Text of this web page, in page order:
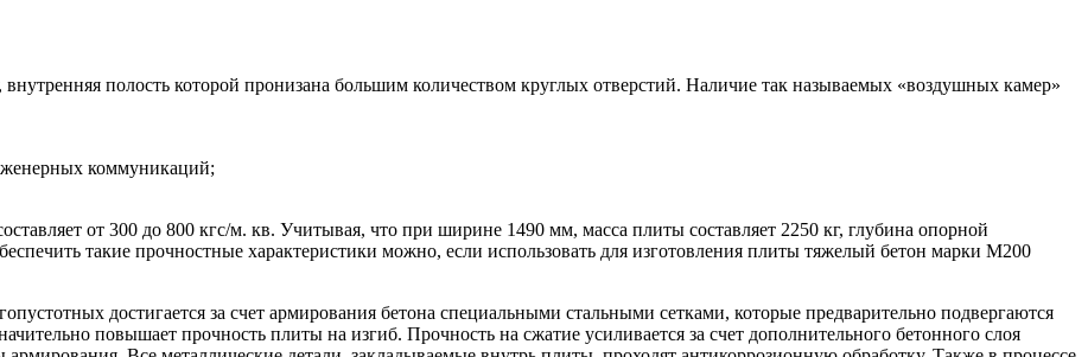
полость которой пронизана большим количеством круглых отверстий. Наличие так называемых «воздушных камер»
коммуникаций;
от 300 до 800 кгс/м. кв. Учитывая, что при ширине 1490 мм, масса плиты составляет 2250 кг, глубина опорной
такие прочностные характеристики можно, если использовать для изготовления плиты тяжелый бетон марки М200
достигается за счет армирования бетона специальными стальными сетками, которые предварительно подвергаются
повышает прочность плиты на изгиб. Прочность на сжатие усиливается за счет дополнительного бетонного слоя